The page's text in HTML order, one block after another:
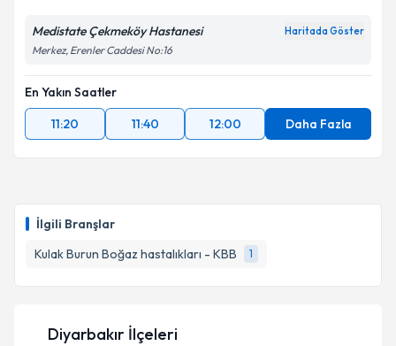
İlgili Branşlar
Kulak Burun Boğaz hastalıkları - KBB
1
Medistate Çekmeköy Hastanesi Haritada Göster
Merkez, Erenler Caddesi No:16
En Yakın Saatler
11:20
11:40 12:00 Daha Fazla
Diyarbakır İlçeleri